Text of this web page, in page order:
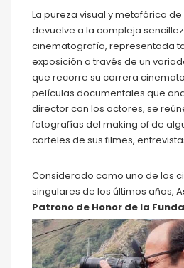
La pureza visual y metafórica
devuelve a la compleja
cinematografía, representada
exposición a través de un
que recorre su carrera
películas documentales que
director con los actores, se
fotografías del making of de
carteles de sus filmes,
Considerado como uno de los
singulares de los últimos años,
Patrono de Honor de la